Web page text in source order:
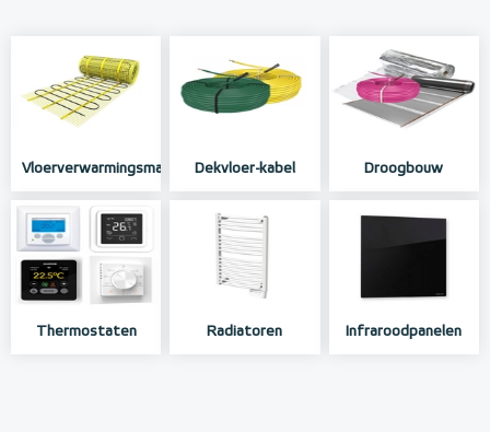
Vloerverwarmingsmat Dekvloer-kabel Droogbouw
Thermostaten Radiatoren Infraroodpanelen